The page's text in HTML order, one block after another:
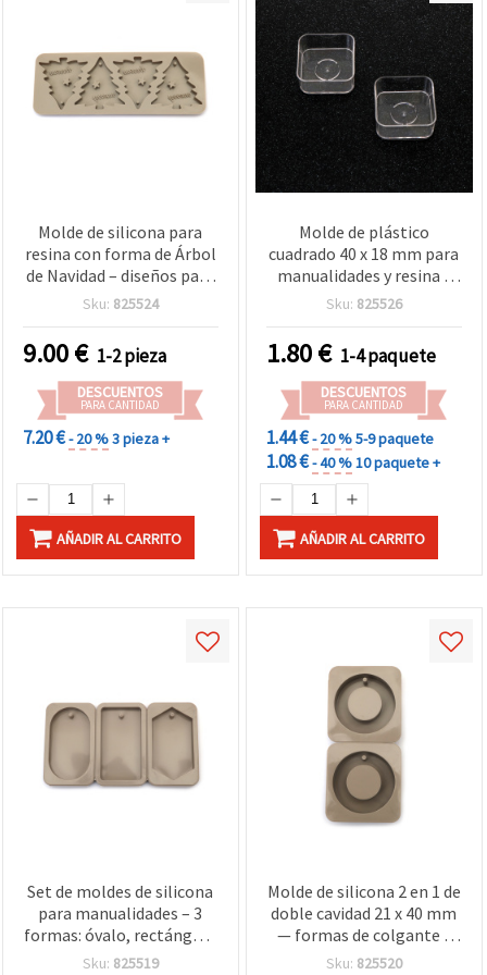
Molde de silicona para
resina con forma de Árbol
de Navidad – diseños para
colgantes y adornos,
manualidades y bisutería
DIY, resina epoxi/UV y
arcilla polimérica
Sku: 825524
9.00€ 1-2 pieza
DESCUENTOS
PARA CANTIDAD
7.20 €- 20 %3 pieza +
AÑADIR AL CARRITO
Molde de plástico
cuadrado 40 x 18 mm para
manualidades y resina -
Pack de 5 unidades
Sku: 825526
1.80€ 1-4 paquete
DESCUENTOS
PARA CANTIDAD
1.44 €- 20 %5-9 paquete
1.08 €- 40 %10 paquete +
AÑADIR AL CARRITO
Set de moldes de silicona
para manualidades – 3
formas: óvalo, rectángulo
y pentágono – beige –
Sku: 825519
Molde de silicona 2 en 1 de
doble cavidad 21 x 40 mm
— formas de colgante y
anillo para bisutería y
Sku: 825520